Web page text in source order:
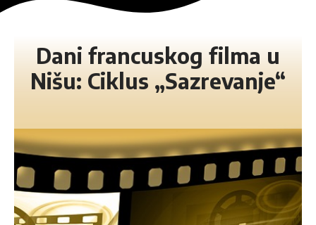
Dani francuskog filma u
Nišu: Ciklus „Sazrevanje“